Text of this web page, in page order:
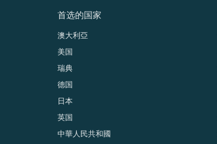
首选的国家
澳大利亞
美国
瑞典
德国
日本
英国
中華人民共和國